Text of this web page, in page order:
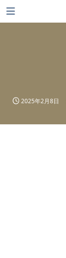
2025年2月8日